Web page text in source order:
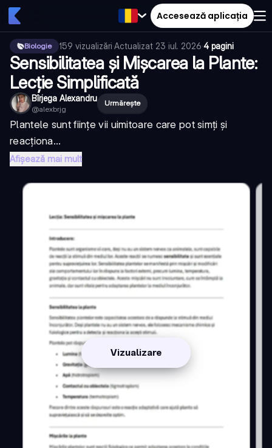
Accesează aplicația
Biologie 159 vizualizări·Actualizat 23 iul. 2026·4 pagini
Sensibilitatea și Mișcarea la Plante:
Lecție Simplificată
Bîrjega Alexandru
@alexbrjg
Urmărește
Plantele sunt ființe vii uimitoare care pot simți și
reacționa...
Afișează mai mult
Vizualizare